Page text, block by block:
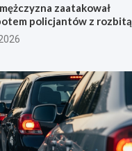
zaatakował
policjantów z rozbitą